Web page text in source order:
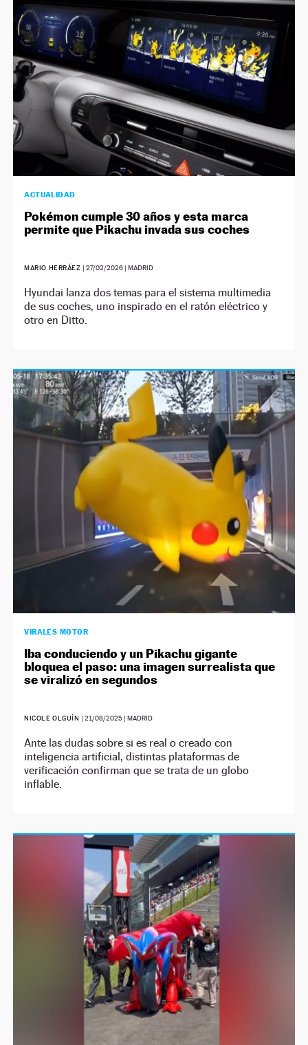
NEWSLETTER
SÍGUENOS
ACTUALIDAD
Pokémon cumple 30 años y esta marca
permite que Pikachu invada sus coches
MARIO HERRÁEZ | 27/02/2026| MADRID
Hyundai lanza dos temas para el sistema multimedia
de sus coches, uno inspirado en el ratón eléctrico y
otro en Ditto.
VIRALES MOTOR
Iba conduciendo y un Pikachu gigante
bloquea el paso: una imagen surrealista que
se viralizó en segundos
NICOLE OLGUÍN | 21/08/2025| MADRID
Ante las dudas sobre si es real o creado con
inteligencia artificial, distintas plataformas de
verificación confirman que se trata de un globo
inflable.